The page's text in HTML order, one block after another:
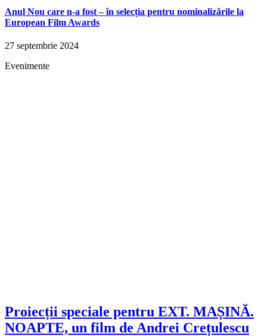
Anul Nou care n-a fost – în selecția pentru nominalizările la
European Film Awards
27 septembrie 2024
Evenimente
Proiecții speciale pentru EXT. MAȘINĂ.
NOAPTE, un film de Andrei Crețulescu